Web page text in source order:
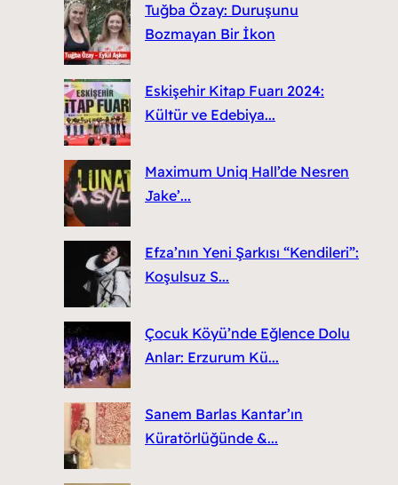
Tuğba Özay: Duruşunu
Bozmayan Bir İkon
Eskişehir Kitap Fuarı 2024:
Kültür ve Edebiya...
Maximum Uniq Hall’de Nesren
Jake’...
Efza’nın Yeni Şarkısı “Kendileri”:
Koşulsuz S...
Çocuk Köyü’nde Eğlence Dolu
Anlar: Erzurum Kü...
Sanem Barlas Kantar’ın
Küratörlüğünde &...